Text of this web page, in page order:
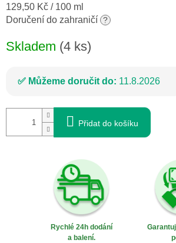
Měrná
cena:
129,50 Kč / 100 ml
Doručení do zahraničí ?
Skladem (4 ks)
Můžeme doručit do: 11.8.2026
Přidat do košíku
Rychlé 24h dodání
a balení.